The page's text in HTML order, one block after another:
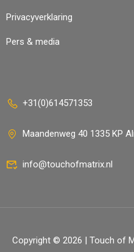
Privacyverklaring
Pers & media
+31(0)614571353
Maandenweg 40 1335 KP
info@touchofmatrix.nl
Copyright © 2026 | Touch of